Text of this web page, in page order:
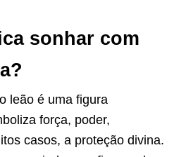
sonhar com
leão é uma figura
força, poder,
casos, a proteção divina.